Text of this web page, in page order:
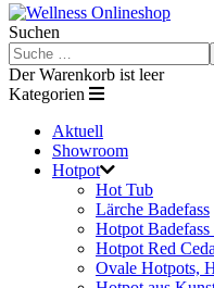
Suchen
Der Warenkorb ist leer
Kategorien
Aktuell
Showroom
Hotpot
Hot Tub
Lärche Badefass
Hotpot Badefass
Hotpot Red
Ovale Hotpots,